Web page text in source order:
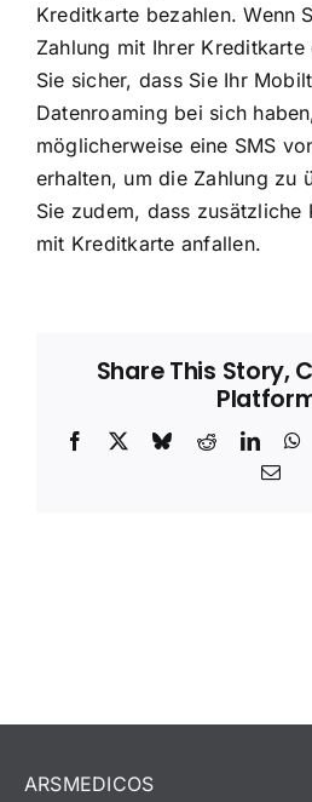
Kreditkarte bezahlen. Wenn
Zahlung mit Ihrer
Sie sicher, dass Sie Ihr
Datenroaming bei sich
möglicherweise eine SMS
erhalten, um die Zahlung zu
Sie zudem, dass zusätzliche
mit Kreditkarte anfallen.
Share This Story,
Facebook BlueskyReddit
ARSMEDICOS